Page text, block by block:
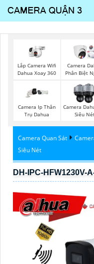
Lắp Camera Wifi
Dahua Xoay 360
Camera
Phân Biệt
Camera Ip Thân
Trụ Dahua
Camera
Siêu
Camera Quan Sát
Siêu Nét
DH-IPC-HFW1230V-